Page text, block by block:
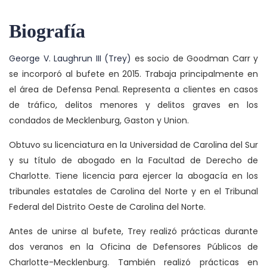
Biografía
George V. Laughrun III (Trey) es socio de Goodman Carr y
se incorporó al bufete en 2015. Trabaja principalmente en
el área de Defensa Penal. Representa a clientes en casos
de tráfico, delitos menores y delitos graves en los
condados de Mecklenburg, Gaston y Union.
Obtuvo su licenciatura en la Universidad de Carolina del Sur
y su título de abogado en la Facultad de Derecho de
Charlotte. Tiene licencia para ejercer la abogacía en los
tribunales estatales de Carolina del Norte y en el Tribunal
Federal del Distrito Oeste de Carolina del Norte.
Antes de unirse al bufete, Trey realizó prácticas durante
dos veranos en la Oficina de Defensores Públicos de
Charlotte-Mecklenburg. También realizó prácticas en